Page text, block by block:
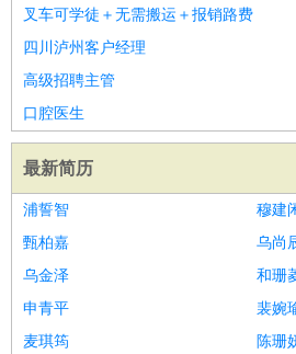
叉车可学徒＋无需搬运＋报销路费
四川泸州客户经理
高级招聘主管
口腔医生
最新简历
浦誓智
穆建
甄柏嘉
乌尚
乌金泽
和珊
申青平
裴婉
麦琪筠
陈珊